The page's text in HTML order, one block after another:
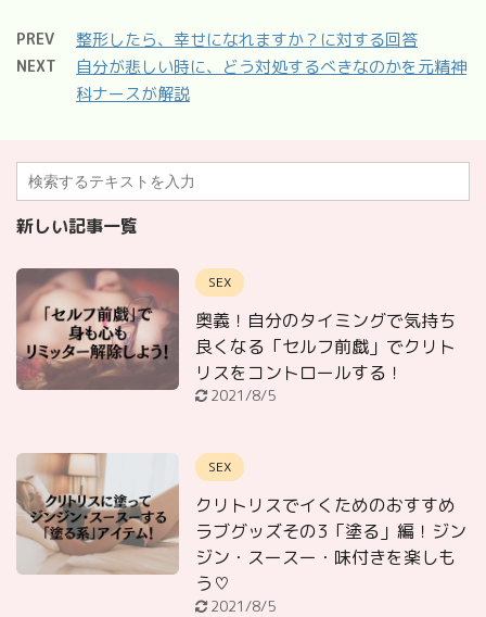
PREV 整形したら、幸せになれますか？に対する回答
NEXT
自分が悲しい時に、どう対処するべきなのかを元精神
科ナースが解説
新しい記事一覧
SEX
奥義！自分のタイミングで気持ち
良くなる「セルフ前戯」でクリト
リスをコントロールする！
2021/8/5
SEX
クリトリスでイくためのおすすめ
ラブグッズその3「塗る」編！ジン
ジン・スースー・味付きを楽しも
う♡
2021/8/5